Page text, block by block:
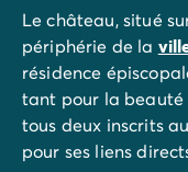
Le château, situé
périphérie de la
résidence
tant pour la beauté
tous deux inscrits
pour ses liens